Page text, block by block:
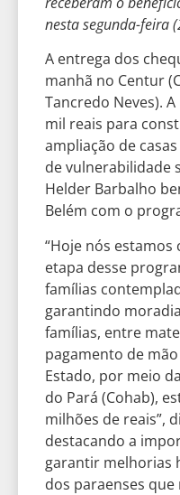
nesta segunda-feira
A entrega dos
manhã no Centur
Tancredo Neves).
mil reais para
ampliação de
de vulnerabilidade
Helder Barbalho
Belém com o
“Hoje nós
etapa desse
famílias
garantindo
famílias, entre
pagamento de
Estado, por meio
do Pará (Cohab),
milhões de reais”,
destacando a
garantir melhorias
dos paraenses